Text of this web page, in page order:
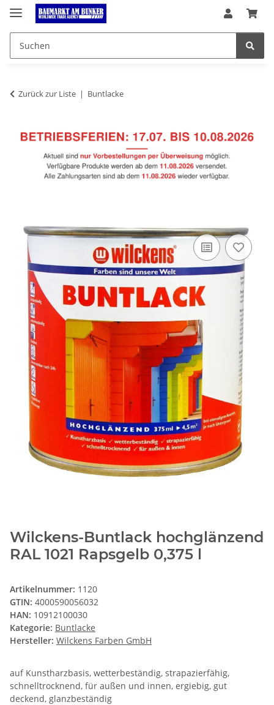
Zurück zur Liste Buntlacke
Wilckens-Buntlack hochglänzend
RAL 1021 Rapsgelb 0,375 l
Artikelnummer: 1120
GTIN: 4000590056032
HAN: 10912100030
Kategorie: Buntlacke
Hersteller: Wilckens Farben GmbH
auf Kunstharzbasis, wetterbeständig, strapazierfähig,
schnelltrocknend, für außen und innen, ergiebig, gut
deckend, glanzbeständig